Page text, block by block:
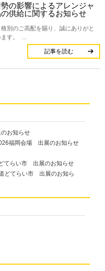
お知らせ
福岡会場 出展のお知らせ
てらい市 出展のお知らせ
どてらい市 出展のお知ら
の影響によるアレンジャ
供給に関するお知らせ
別のご高配を賜り、誠にありがと
ます。 …
記事を読む